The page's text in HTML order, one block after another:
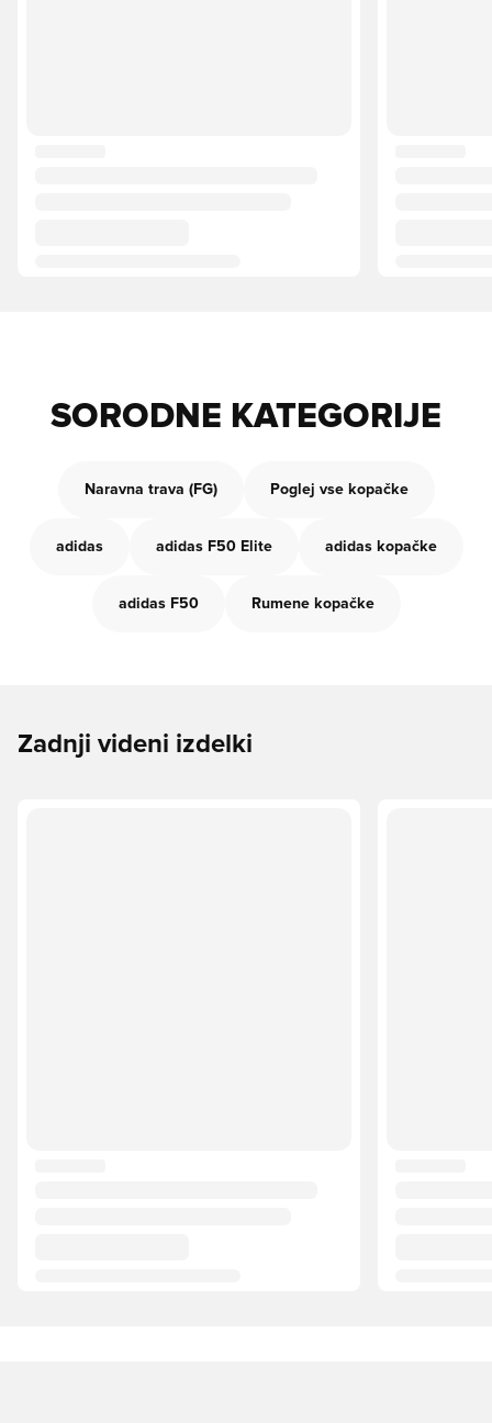
SORODNE KATEGORIJE
Naravna trava (FG) Poglej vse kopačke
adidas adidas F50 Elite adidas kopačke
adidas F50 Rumene kopačke
Zadnji videni izdelki